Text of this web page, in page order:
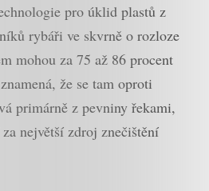
pro úklid plastů z
rybáři ve skvrně o rozloze
mohou za 75 až 86 procent
že se tam oproti
primárně z pevniny řekami,
největší zdroj znečištění